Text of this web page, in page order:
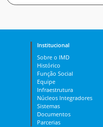
Institucional
Sobre o IMD
Histórico
Função Social
Equipe
Infraestrutura
Núcleos Integradores
Sistemas
Documentos
Parcerias